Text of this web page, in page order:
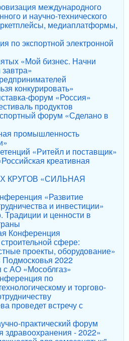
международного
и научно-технического
медиаплатформы,
по экспортной электронной
«Мой бизнес. Начни
конкурировать»
форум «Россия»
продуктов
форум «Сделано в
промышленность
«Ритейл и поставщик»
креативная
КРУГОВ «СИЛЬНАЯ
«Развитие
и инвестиции»
и ценности в
Конференция
сфере:
проекты, оборудование»
Подмосковья 2022
АО «Мособлгаз»
по
и торгово-
проведет встречу с
практический форум
здравоохранения - 2022»